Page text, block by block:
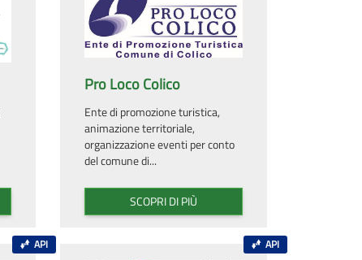
Pro Loco Colico
Ente di promozione turistica,
animazione territoriale,
organizzazione eventi per conto
del comune di...
SCOPRI DI PIÙ
API API